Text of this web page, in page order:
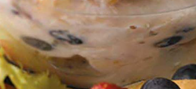
Lait